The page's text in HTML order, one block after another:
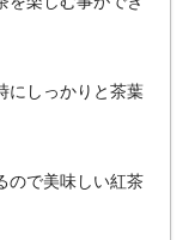
にしっかりと茶葉
ので美味しい紅茶